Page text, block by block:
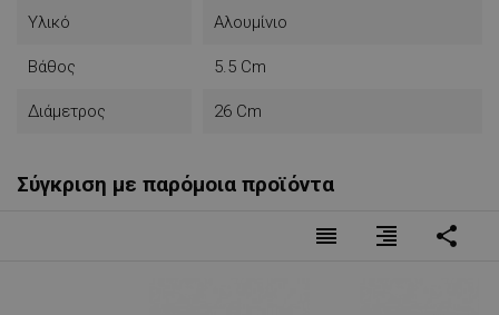
Υλικό Αλουμίνιο
Βάθος 5.5 Cm
Διάμετρος 26 Cm
Σύγκριση με παρόμοια προϊόντα
reorder format_align_right share